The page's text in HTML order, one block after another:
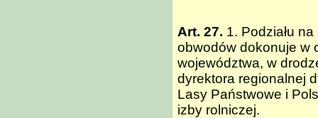
Art. 27. 1. Podziału
obwodów dokonuje w
województwa, w
dyrektora regionalnej
Lasy Państwowe i
izby rolniczej.